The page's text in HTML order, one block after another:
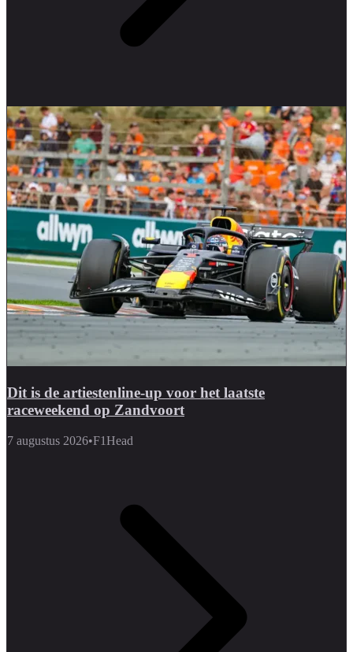
Dit is de artiestenline-up voor het laatste
raceweekend op Zandvoort
7 augustus 2026•F1Head